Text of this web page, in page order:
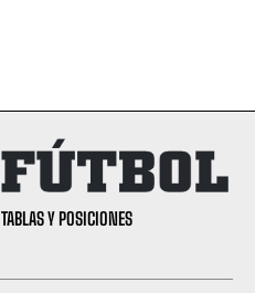
TABLAS Y POSICIONES